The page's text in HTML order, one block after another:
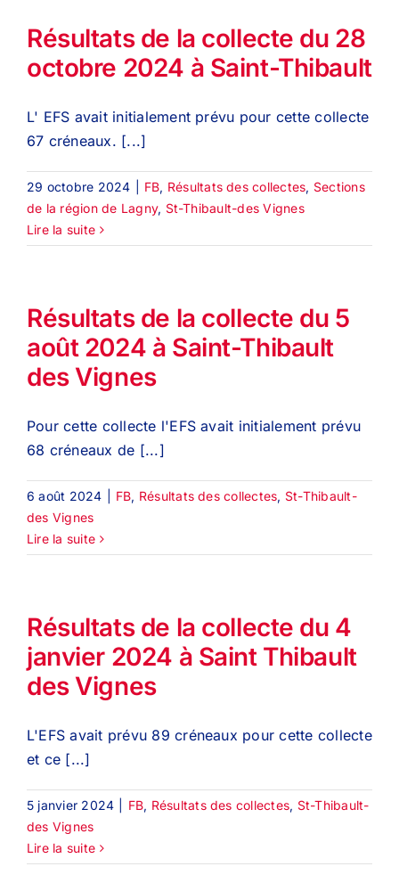
Résultats de la collecte du 28
octobre 2024 à Saint-Thibault
L' EFS avait initialement prévu pour cette collecte
67 créneaux. [...]
29 octobre 2024 FB, Résultats des collectes, Sections
de la région de Lagny, St-Thibault-des Vignes
Lire la suite
Résultats de la collecte du 5
août 2024 à Saint-Thibault
des Vignes
Pour cette collecte l'EFS avait initialement prévu
68 créneaux de [...]
6 août 2024 FB, Résultats des collectes, St-Thibault-
des Vignes
Lire la suite
Résultats de la collecte du 4
janvier 2024 à Saint Thibault
des Vignes
L'EFS avait prévu 89 créneaux pour cette collecte
et ce [...]
5 janvier 2024 FB, Résultats des collectes, St-Thibault-
des Vignes
Lire la suite